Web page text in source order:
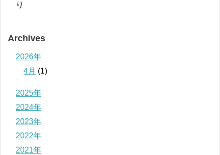
り
Archives
2026年
4月 (1)
2025年
2024年
2023年
2022年
2021年